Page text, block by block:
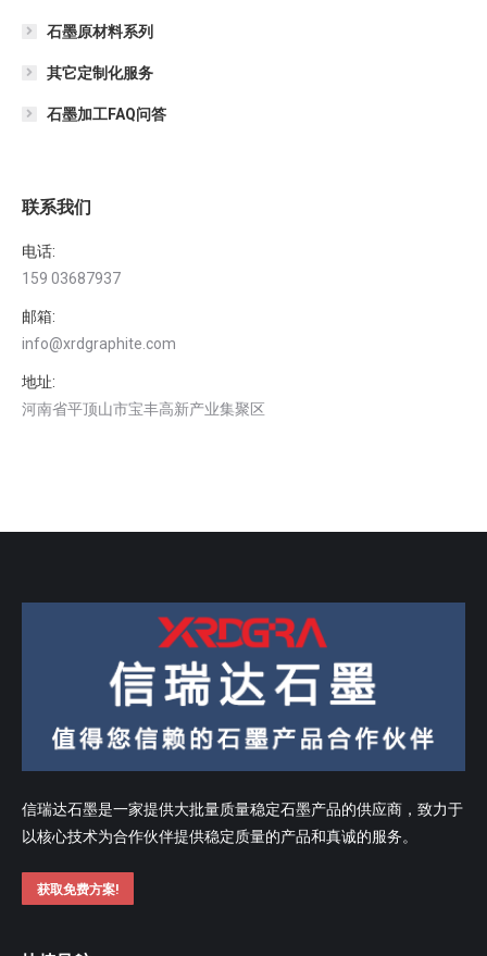
石墨原材料系列
其它定制化服务
石墨加工FAQ问答
联系我们
电话:
159 03687937
邮箱:
info@xrdgraphite.com
地址:
河南省平顶山市宝丰高新产业集聚区
信瑞达石墨是一家提供大批量质量稳定石墨产品的供应商，致力于
以核心技术为合作伙伴提供稳定质量的产品和真诚的服务。
获取免费方案!